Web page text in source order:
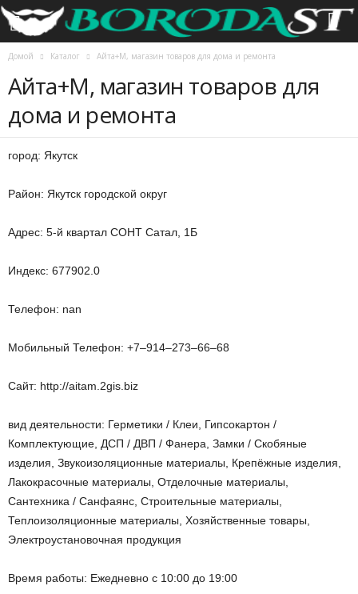
Домой Каталог Айта+М, магазин товаров для дома и ремонта
Айта+М, магазин товаров для
дома и ремонта
город: Якутск
Район: Якутск городской округ
Адрес: 5-й квартал СОНТ Сатал, 1Б
Индекс: 677902.0
Телефон: nan
Мобильный Телефон: +7‒914‒273‒66‒68
Сайт: http://aitam.2gis.biz
вид деятельности: Герметики / Клеи, Гипсокартон /
Комплектующие, ДСП / ДВП / Фанера, Замки / Скобяные
изделия, Звукоизоляционные материалы, Крепёжные изделия,
Лакокрасочные материалы, Отделочные материалы,
Сантехника / Санфаянс, Строительные материалы,
Теплоизоляционные материалы, Хозяйственные товары,
Электроустановочная продукция
Время работы: Ежедневно с 10:00 до 19:00